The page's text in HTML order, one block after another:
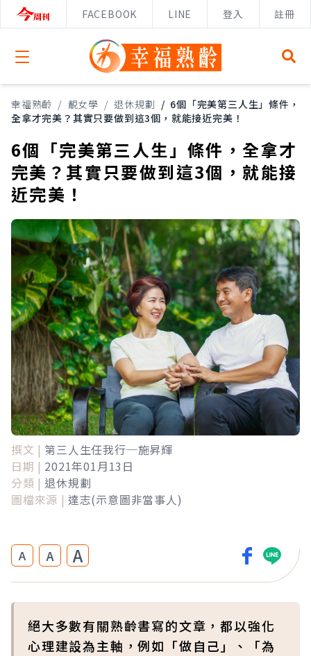
FACEBOOK LINE 登入 註冊
Open menu
幸福熟齡 / 靚女學 / 退休規劃 / 6個「完美第三人生」條件，
全拿才完美？其實只要做到這3個，就能接近完美！
6個「完美第三人生」條件，全拿才
完美？其實只要做到這3個，就能接
近完美！
撰文 | 第三人生任我行─施昇輝
日期 | 2021年01月13日
分類 | 退休規劃
圖檔來源 | 達志(示意圖非當事人)
A A A
絕大多數有關熟齡書寫的文章，都以強化
心理建設為主軸，例如「做自己」、「為